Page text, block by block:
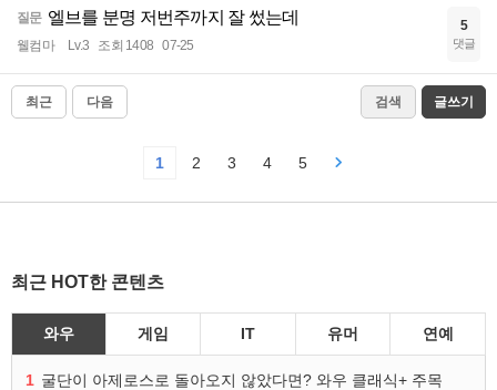
질문 엘브를 분명 저번주까지 잘 썼는데
웰컴마 Lv.3 조회 1408 07-25
5
댓글
최근 다음 검색 글쓰기
1 2 3 4 5
최근 HOT한 콘텐츠
와우 게임 IT 유머 연예
1 굴단이 아제로스로 돌아오지 않았다면? 와우 클래식+ 주목